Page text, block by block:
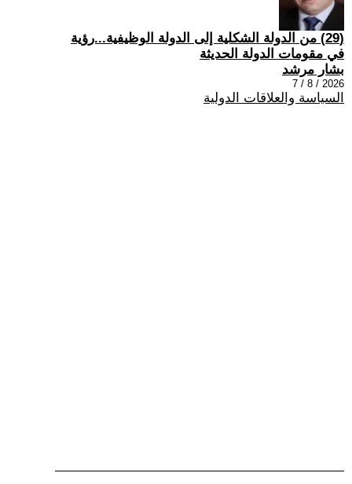
(29) من الدولة الشكلية إلى الدولة الوظيفية...رؤية
في مقومات الدولة الحديثة
بشار مرشد
2026 / 8 / 7
السياسة والعلاقات الدولية